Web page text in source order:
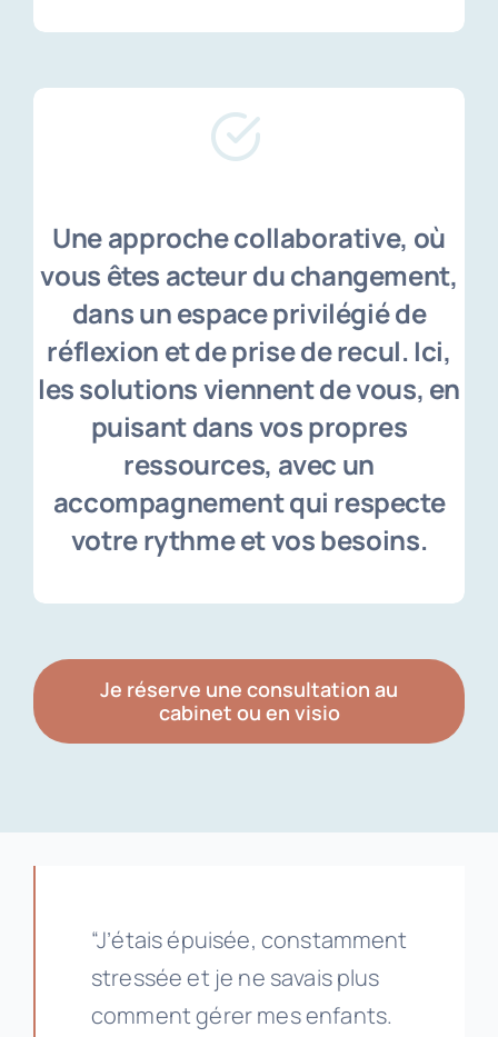
Une approche collaborative, où
vous êtes acteur du changement,
dans un espace privilégié de
réflexion et de prise de recul. Ici,
les solutions viennent de vous, en
puisant dans vos propres
ressources, avec un
accompagnement qui respecte
votre rythme et vos besoins.
Je réserve une consultation au
cabinet ou en visio
“J’étais épuisée, constamment
stressée et je ne savais plus
comment gérer mes enfants.